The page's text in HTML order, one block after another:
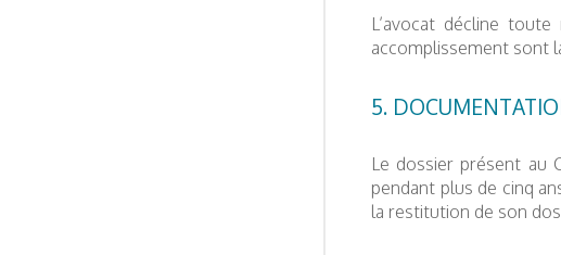
L’avocat décline
accomplissement sont
5.
Le dossier présent au
pendant plus de cinq
la restitution de son